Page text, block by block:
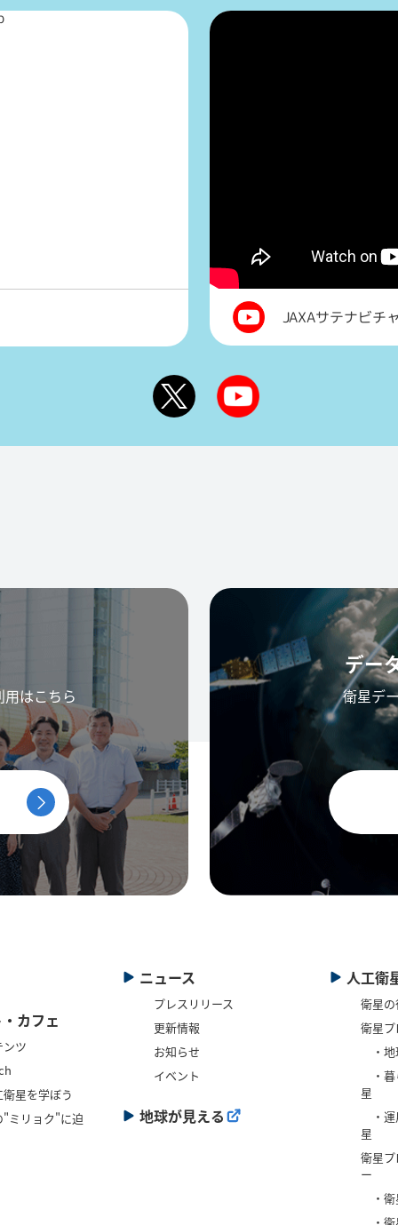
JAXAサテナビチ
はこちら
デー
衛星デ
カフェ
ツ
星を学ぼう
"ミリョク"に迫
ニュース
プレスリリース
更新情報
お知らせ
イベント
地球が見える
人工衛
衛星
衛星
・地
・暮
星
・運
星
衛星
ー
・衛